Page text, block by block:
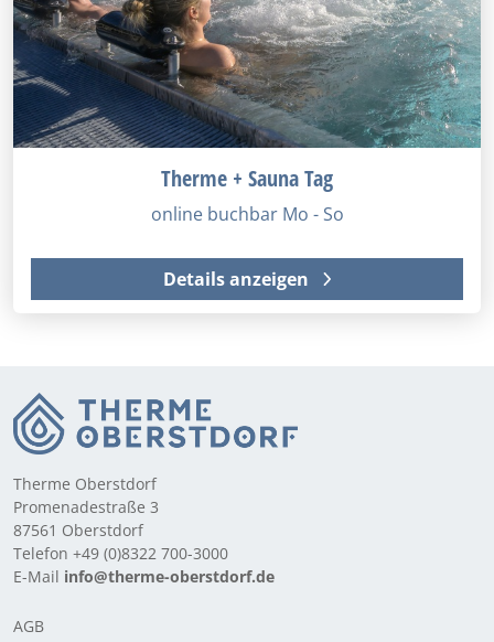
Therme + Sauna Tag
online buchbar Mo - So
Details anzeigen
Therme Oberstdorf
Promenadestraße 3
87561 Oberstdorf
Telefon +49 (0)8322 700-3000
E-Mail info@therme-oberstdorf.de
AGB